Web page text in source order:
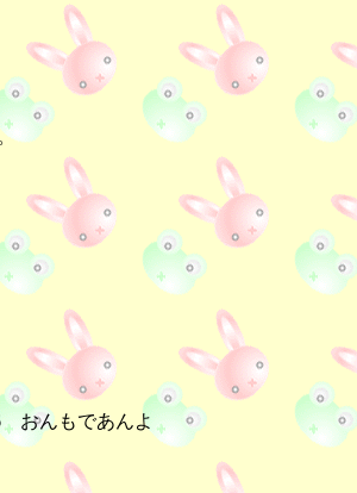
おんもであんよ